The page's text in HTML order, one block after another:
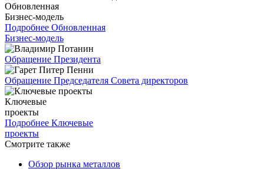
Обновленная
Бизнес-модель
Подробнее Обновленная
Бизнес-модель
Обращение Президента
Обращение Председателя Совета директоров
Ключевые
проекты
Подробнее Ключевые
проекты
Смотрите также
Обзор рынка металлов